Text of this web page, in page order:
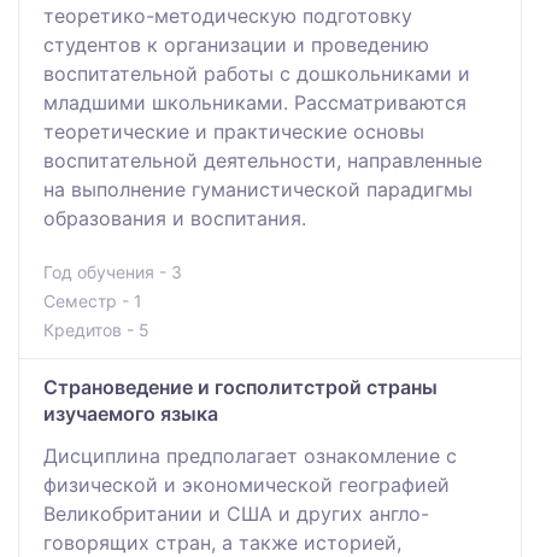
теоретико-методическую подготовку
студентов к организации и проведению
воспитательной работы с дошкольниками и
младшими школьниками. Рассматриваются
теоретические и практические основы
воспитательной деятельности, направленные
на выполнение гуманистической парадигмы
образования и воспитания.
Год обучения - 3
Семестр - 1
Кредитов - 5
Страноведение и госполитстрой страны
изучаемого языка
Дисциплина предполагает ознакомление с
физической и экономической географией
Великобритании и США и других англо-
говорящих стран, а также историей,